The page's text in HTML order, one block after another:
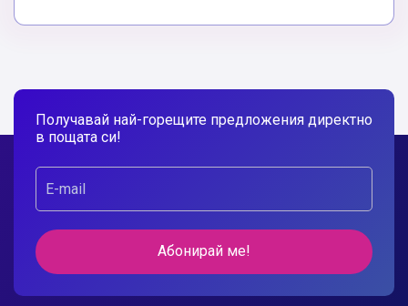
Получавай най-горещите предложения директно
в пощата си!
Абонирай ме!